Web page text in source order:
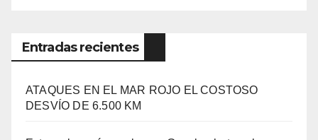
Entradas recientes
ATAQUES EN EL MAR ROJO EL COSTOSO
DESVÍO DE 6.500 KM